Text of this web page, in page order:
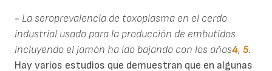
- La seroprevalencia de toxoplasma en el cerdo
industrial usado para la producción de embutidos
incluyendo el jamón ha ido bajando con los años4, 5.
Hay varios estudios que demuestran que en algunas